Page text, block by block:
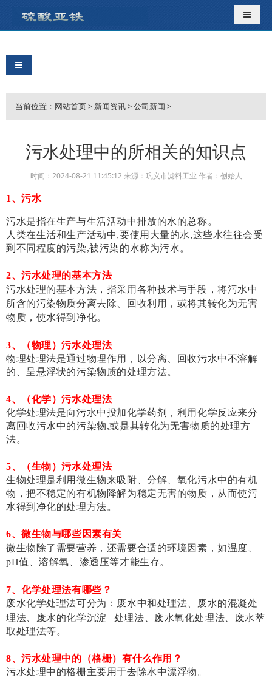
导航切
导航切换
当前位置： 网站首页> 新闻资讯>公司新闻 >
污水处理中的所相关的知识点
时间：2024-08-21 11:45:12 来源：巩义市滤料工业 作者：创始人
1、污水
污水是指在生产与生活活动中排放的水的总称。
人类在生活和生产活动中,要使用大量的水,这些水往往会受
到不同程度的污染,被污染的水称为污水。
2、污水处理的基本方法
污水处理的基本方法，指采用各种技术与手段，将污水中
所含的污染物质分离去除、回收利用， 或将其转化为无害
物质，使水得到净化。
3、（物理）污水处理法
物理处理法是通过物理作用，以分离、回收污水中不溶解
的、呈悬浮状的污染物质的处理方法。
4、（化学）污水处理法
化学处理法是向污水中投加化学药剂，利用化学反应来分
离回收污水中的污染物,或是其转化为无害物质的处理方
法。
5、（生物）污水处理法
生物处理是利用微生物来吸附、分解、氧化污水中的有机
物，把不稳定的有机物降解为稳定无害的物质，从而使污
水得到净化的处理方法。
6、微生物与哪些因素有关
微生物除了需要营养，还需要合适的环境因素 ，如温度、
pH值、溶解氧、渗透压等才能生存。
7、化学处理法有哪些？
废水化学处理法可分为：废水中和处理法、废水的混凝处
理法、废水的化学沉淀
处理法、废水氧化处理法、废水萃
取处理法等。
8、污水处理中的（格栅）有什么作用？
污水处理中的格栅主要用于去除水中漂浮物。